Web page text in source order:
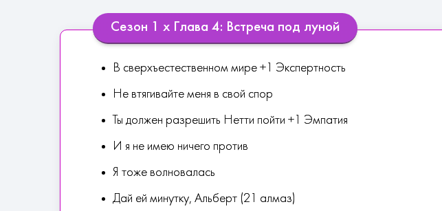
Сезон 1 х Глава 4: Встреча под луной
В сверхъестественном мире +1 Экспертность
Не втягивайте меня в свой спор
Ты должен разрешить Нетти пойти +1 Эмпатия
И я не имею ничего против
Я тоже волновалась
Дай ей минутку, Альберт (21 алмаз)